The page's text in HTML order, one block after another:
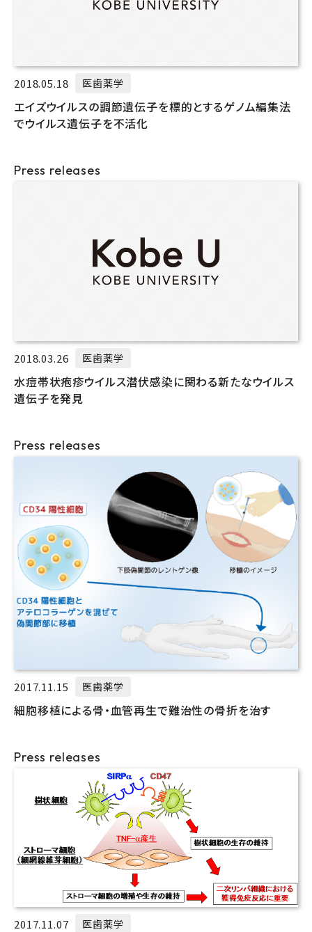
2018.05.18 医歯薬学
エイズウイルスの調節遺伝子を標的とするゲノム編集法
でウイルス遺伝子を不活化
Press releases
2018.03.26 医歯薬学
水痘帯状疱疹ウイルス潜伏感染に関わる新たなウイルス
遺伝子を発見
Press releases
2017.11.15 医歯薬学
細胞移植による骨・血管再生で難治性の骨折を治す
Press releases
2017.11.07 医歯薬学